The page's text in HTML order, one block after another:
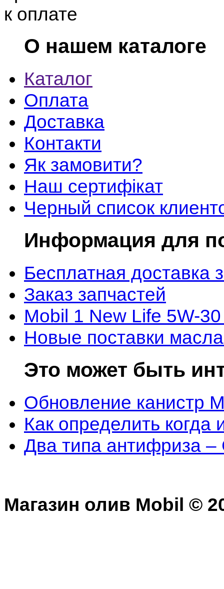
О нашем каталоге
Каталог
Оплата
Доставка
Контакти
Як замовити?
Наш сертифікат
Черный список
Информация для
Бесплатная доставка
Заказ запчастей
Mobil 1 New Life 5W-
Новые поставки
Это может быть
Обновление канистр
Как определить когда
Два типа антифриза –
Магазин олив Mobil ©